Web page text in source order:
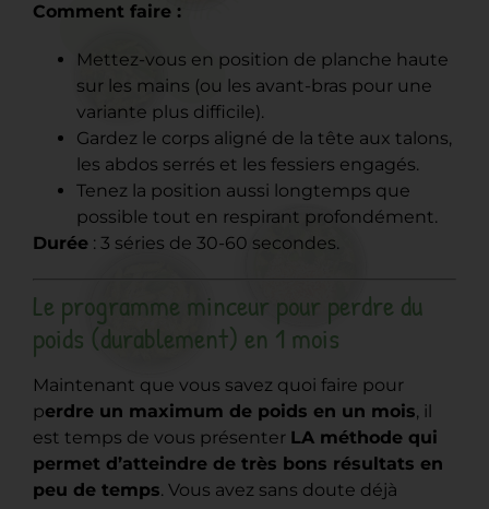
Comment faire :
Mettez-vous en position de planche haute
sur les mains (ou les avant-bras pour une
variante plus difficile).
Gardez le corps aligné de la tête aux talons,
les abdos serrés et les fessiers engagés.
Tenez la position aussi longtemps que
possible tout en respirant profondément.
Durée : 3 séries de 30-60 secondes.
Le programme minceur pour perdre du
poids (durablement) en 1 mois
Maintenant que vous savez quoi faire pour
perdre un maximum de poids en un mois, il
est temps de vous présenter LA méthode qui
permet d’atteindre de très bons résultats en
peu de temps. Vous avez sans doute déjà